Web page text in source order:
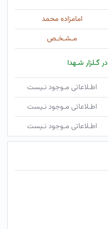
امامزاده محمد
مـشـخـص
در گـلزار شـهدا
اطـلاعاتی مـوجود نـیست
اطـلاعاتی مـوجود نـیست
اطـلاعاتی مـوجود نـیست